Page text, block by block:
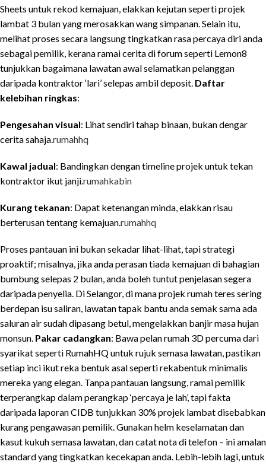
Sheets untuk rekod kemajuan, elakkan kejutan seperti projek
lambat 3 bulan yang merosakkan wang simpanan. Selain itu,
melihat proses secara langsung tingkatkan rasa percaya diri anda
sebagai pemilik, kerana ramai cerita di forum seperti Lemon8
tunjukkan bagaimana lawatan awal selamatkan pelanggan
daripada kontraktor ‘lari’ selepas ambil deposit. Daftar
kelebihan ringkas:
Pengesahan visual: Lihat sendiri tahap binaan, bukan dengar
cerita sahaja.rumahhq
Kawal jadual: Bandingkan dengan timeline projek untuk tekan
kontraktor ikut janji.rumahkabin
Kurang tekanan: Dapat ketenangan minda, elakkan risau
berterusan tentang kemajuan.rumahhq
Proses pantauan ini bukan sekadar lihat-lihat, tapi strategi
proaktif; misalnya, jika anda perasan tiada kemajuan di bahagian
bumbung selepas 2 bulan, anda boleh tuntut penjelasan segera
daripada penyelia. Di Selangor, di mana projek rumah teres sering
berdepan isu saliran, lawatan tapak bantu anda semak sama ada
saluran air sudah dipasang betul, mengelakkan banjir masa hujan
monsun. Pakar cadangkan: Bawa pelan rumah 3D percuma dari
syarikat seperti RumahHQ untuk rujuk semasa lawatan, pastikan
setiap inci ikut reka bentuk asal seperti rekabentuk minimalis
mereka yang elegan. Tanpa pantauan langsung, ramai pemilik
terperangkap dalam perangkap ‘percaya je lah’, tapi fakta
daripada laporan CIDB tunjukkan 30% projek lambat disebabkan
kurang pengawasan pemilik. Gunakan helm keselamatan dan
kasut kukuh semasa lawatan, dan catat nota di telefon – ini amalan
standard yang tingkatkan kecekapan anda. Lebih-lebih lagi, untuk